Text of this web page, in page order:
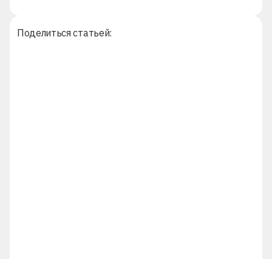
Поделиться статьей: